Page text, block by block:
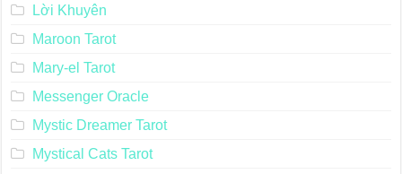
Lời Khuyên
Maroon Tarot
Mary-el Tarot
Messenger Oracle
Mystic Dreamer Tarot
Mystical Cats Tarot